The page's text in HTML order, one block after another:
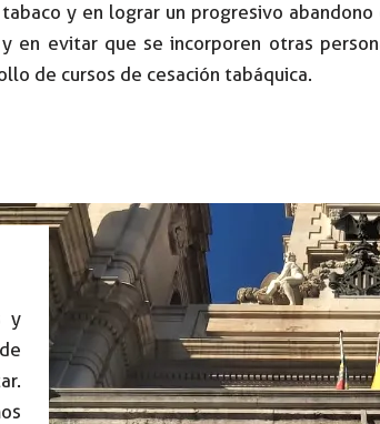
y en lograr un progresivo
en evitar que se incorporen otras
de cursos de cesación tabáquica.
y